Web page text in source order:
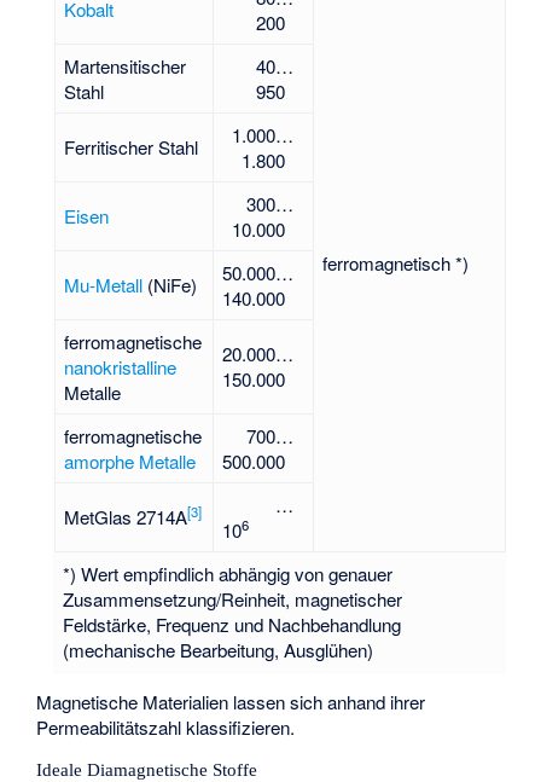
Kobalt
200
ferromagnetisch *)
Martensitischer
Stahl
40…
950
Ferritischer Stahl
1.000…
1.800
Eisen
300…
10.000
Mu-Metall (NiFe)
50.000…
140.000
ferromagnetische
nanokristalline
Metalle
20.000…
150.000
ferromagnetische
amorphe Metalle
700…
500.000
MetGlas 2714A[3]
…
106
*) Wert empfindlich abhängig von genauer
Zusammensetzung/Reinheit, magnetischer
Feldstärke, Frequenz und Nachbehandlung
(mechanische Bearbeitung, Ausglühen)
Magnetische Materialien lassen sich anhand ihrer
Permeabilitätszahl klassifizieren.
Ideale Diamagnetische Stoffe